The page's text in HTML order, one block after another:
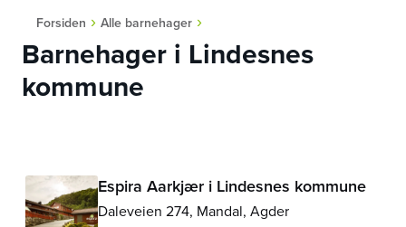
Forsiden › Alle barnehager ›
Barnehager i Lindesnes
kommune
Espira Aarkjær i Lindesnes kommune
Daleveien 274, Mandal, Agder